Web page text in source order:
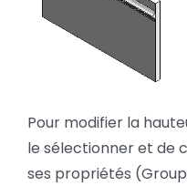
Pour modifier la
le sélectionner et de
ses propriétés